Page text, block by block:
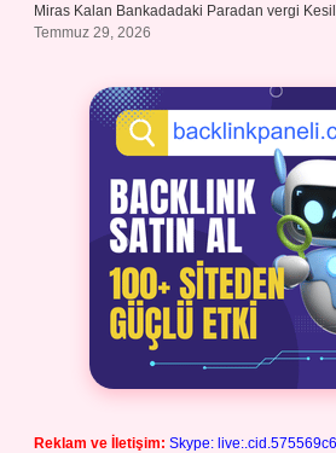
Miras Kalan Bankadadaki Paradan vergi
Temmuz 29, 2026
Reklam ve İletişim: Skype: